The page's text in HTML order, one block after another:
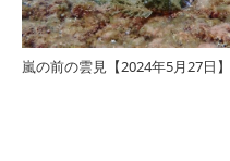
嵐の前の雲見【2024年5月27日】